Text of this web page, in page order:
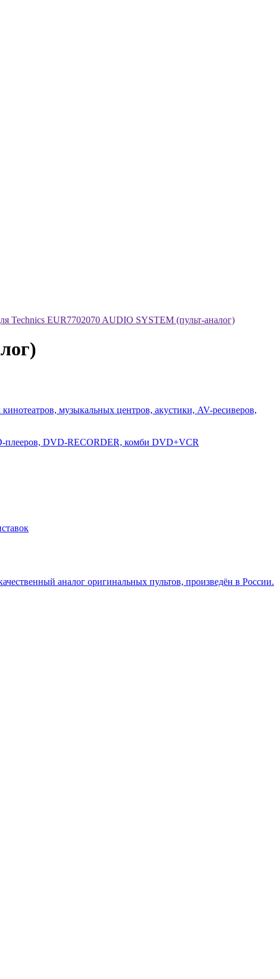
Technics EUR7702070 AUDIO SYSTEM (пульт-аналог)
музыкальных центров, акустики, AV-ресиверов,
плееров, DVD-RECORDER, комби DVD+VCR
аналог оригинальных пультов, произведён в России.